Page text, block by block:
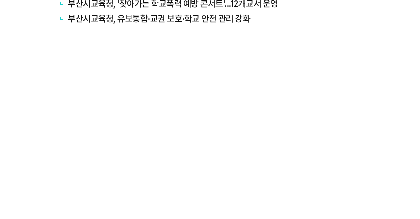
부산시교육청, '찾아가는 학교폭력 예방 콘서트'...12개교서 운영
부산시교육청, 유보통합·교권 보호·학교 안전 관리 강화